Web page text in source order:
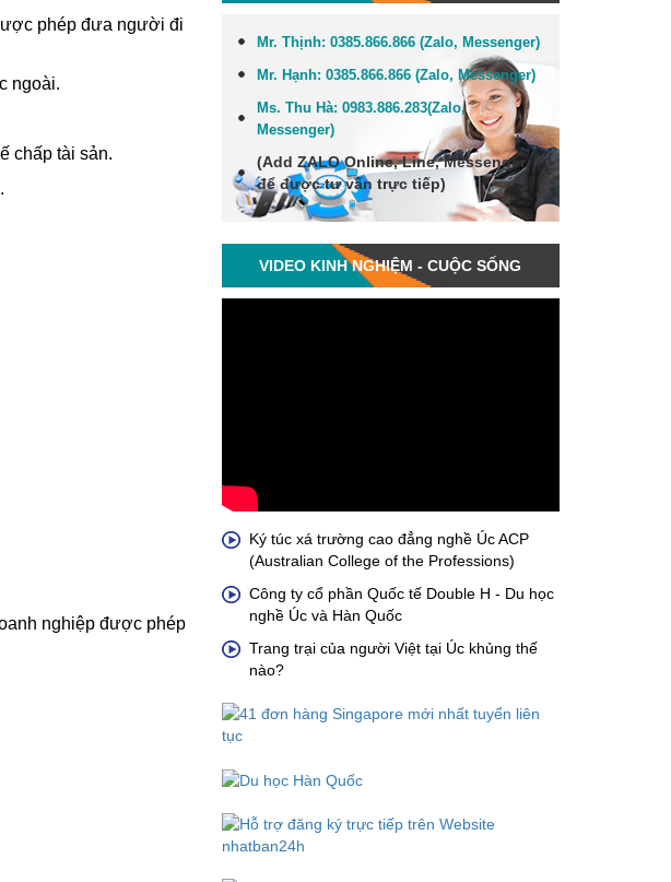
phép đưa người đi
ngoài.
chấp tài sản.
nghiệp được phép
Mr. Thịnh: 0385.866.866 (Zalo, Messenger)
Mr. Hạnh: 0385.866.866 (Zalo, Messenger)
Ms. Thu Hà: 0983.886.283(Zalo,
Messenger)
(Add ZALO Online, Line, Messenger
để được tư vấn trực tiếp)
VIDEO KINH NGHIỆM - CUỘC SỐNG
Ký túc xá trường cao đẳng nghề Úc ACP
(Australian College of the Professions)
Công ty cổ phần Quốc tế Double H - Du học
nghề Úc và Hàn Quốc
Trang trại của người Việt tại Úc khủng thế
nào?